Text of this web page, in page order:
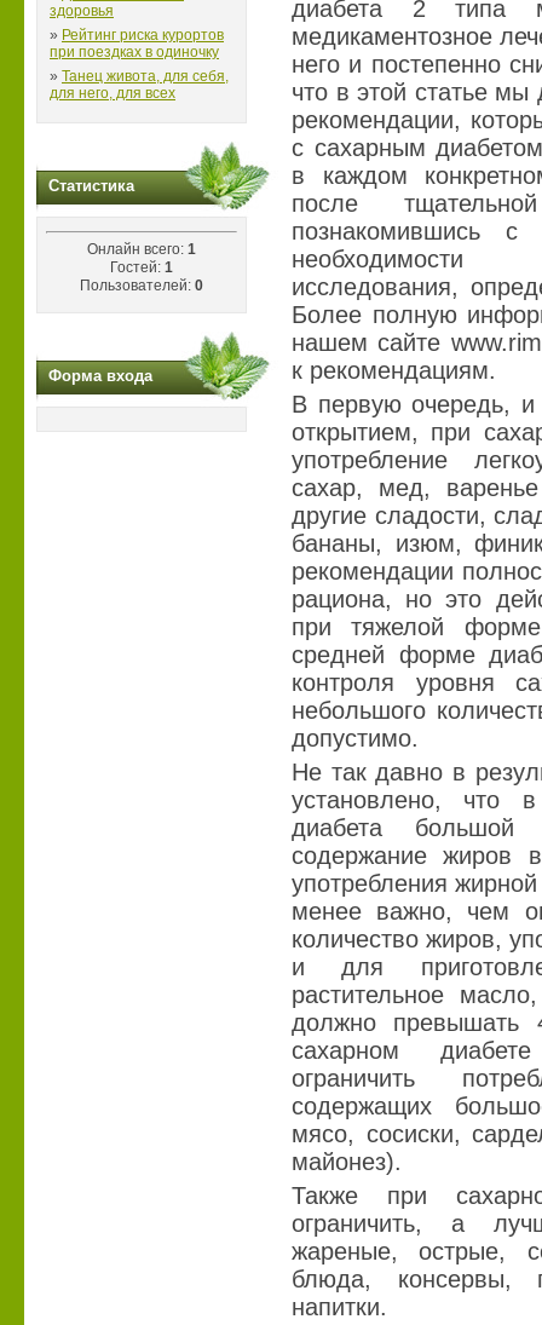
здоровья
» Рейтинг риска курортов
при поездках в одиночку
» Танец живота, для себя,
для него, для всех
Статистика
Онлайн всего: 1
Гостей: 1
Пользователей: 0
Форма входа
диабета 2 типа
медикаментозное
него и постепенно
что в этой статье
рекомендации,
с сахарным
в каждом
после
познакомившись с
необходимости
исследования,
Более полную
нашем сайте
к рекомендациям.
В первую очередь, и
открытием, при
употребление
сахар, мед,
другие сладости,
бананы, изюм,
рекомендации
рациона, но это
при тяжелой
средней форме
контроля уровня
небольшого
допустимо.
Не так давно в
установлено, что в
диабета большой
содержание жиров
употребления
менее важно, чем
количество жиров,
и для
растительное
должно
сахарном
ограничить
содержащих
мясо, сосиски,
майонез).
Также при
ограничить, а
жареные, острые,
блюда, консервы,
напитки.